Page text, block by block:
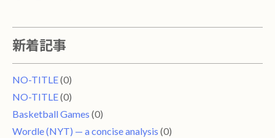
新着記事
NO-TITLE(0)
NO-TITLE(0)
Basketball Games (0)
Wordle (NYT) — a concise analysis (0)